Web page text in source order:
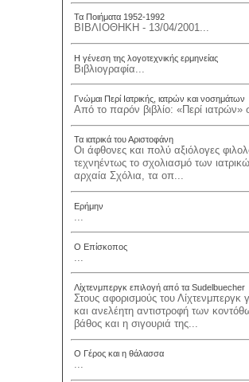
Τα Ποιήματα 1952-1992
ΒΙΒΛΙΟΘΗΚΗ - 13/04/2001...
Η γένεση της λογοτεχνικής ερμηνείας
Βιβλιογραφία...
Γνώμαι Περί Ιατρικής, ιατρών και νοσημάτων
Από το παρόν βιβλίο: «Περί ιατρών»
Τα ιατρικά του Αριστοφάνη
Οι άφθονες και πολύ αξιόλογες
τεχνηέντως το σχολιασμό των
αρχαία Σχόλια, τα οπ...
Ερήμην
Ο Επίσκοπος
Λίχτενμπεργκ επιλογή από τα Sudelbuecher
Στους αφορισμούς του Λίχτενμπεργκ
και ανελέητη αντιστροφή των
βάθος και η σιγουριά της...
Ο Γέρος και η θάλασσα
...